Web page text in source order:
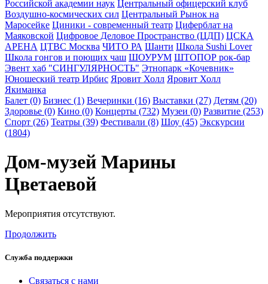
Российской академии наук Центральный офицерский клуб
Воздушно-космических сил Центральный Рынок на
Маросейке Циники - современный театр Циферблат на
Маяковской Цифровое Деловое Пространство (ЦДП) ЦСКА
АРЕНА ЦТВС Москва ЧИТО РА Шанти Школа Sushi Lover
Школа гонгов и поющих чаш ШОУРУМ ШТОПОР рок-бар
Эвент хаб "СИНГУЛЯРНОСТЬ" Этнопарк «Кочевник»
Юношеский театр Ирбис Яровит Холл Яровит Холл
Якиманка
Балет (0) Бизнес (1) Вечеринки (16) Выставки (27) Детям (20)
Здоровье (0) Кино (0) Концерты (732) Музеи (0) Развитие (253)
Спорт (26) Театры (39) Фестивали (8) Шоу (45) Экскурсии
(1804)
Дом-музей Марины
Цветаевой
Мероприятия отсутствуют.
Продолжить
Служба поддержки
Связаться с нами